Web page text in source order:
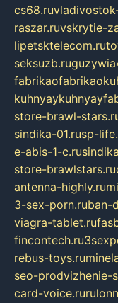
cs68.ru
raszar.ruvskrytie-
lipetsktelecom.ru
seksuzb.ru
store-brawl-
sindika-01.rusp-
e-abis-1-c.ru
store-brawlstars.ru
antenna-highly.ru
3-sex-porn.ruban-
viagra-tablet.ru
fincontech.ru
rebus-toys.ru
seo-prodvizhenie-
card-voice.ru